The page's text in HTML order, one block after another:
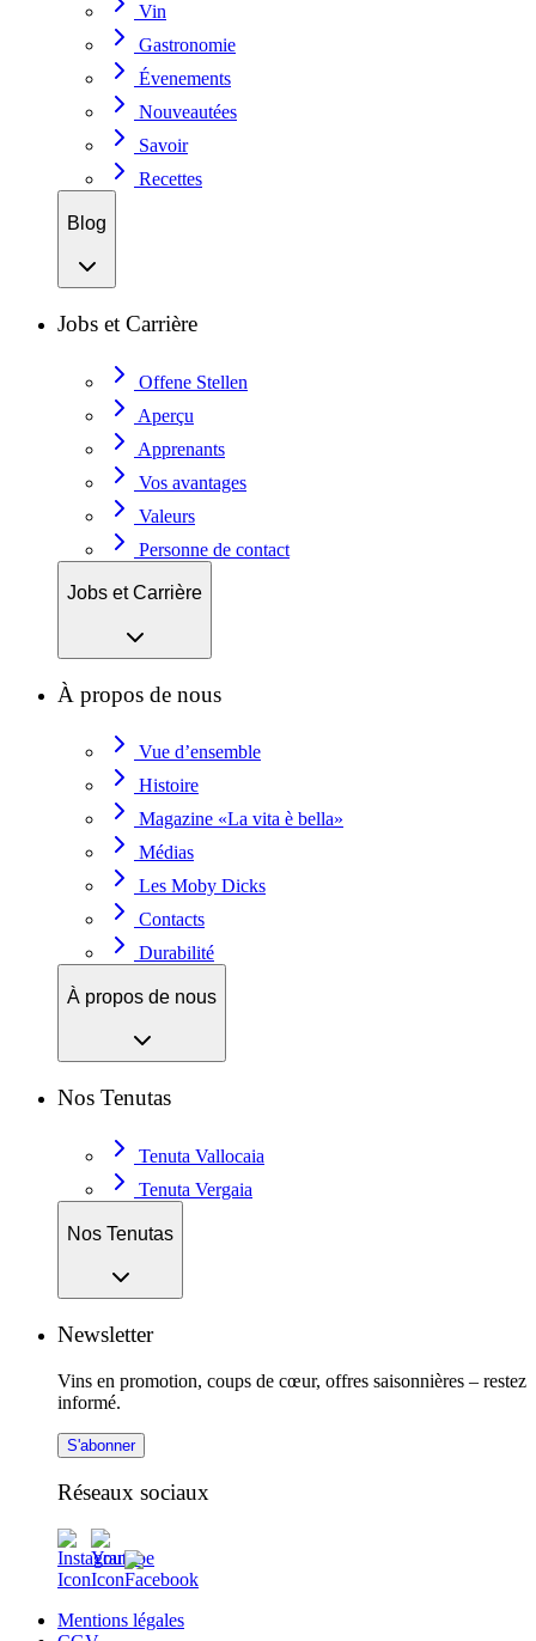
Vin
Gastronomie
Évenements
Nouveautées
Savoir
Recettes
Blog
Jobs et Carrière
Offene Stellen
Aperçu
Apprenants
Vos avantages
Valeurs
Personne de contact
Jobs et Carrière
À propos de nous
Vue d’ensemble
Histoire
Magazine «La vita è bella»
Médias
Les Moby Dicks
Contacts
Durabilité
À propos de nous
Nos Tenutas
Tenuta Vallocaia
Tenuta Vergaia
Nos Tenutas
Newsletter
Vins en promotion, coups de cœur, offres saisonnières – restez
informé.
S'abonner
Réseaux sociaux
Mentions légales